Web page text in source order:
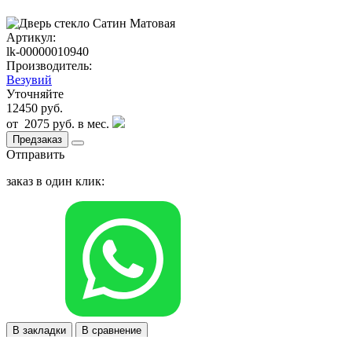
Артикул:
lk-00000010940
Производитель:
Везувий
Уточняйте
12450 руб.
от 2075 руб. в мес.
Предзаказ
Отправить
заказ в один клик:
В закладки В сравнение